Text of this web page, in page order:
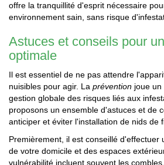
offre la tranquillité d'esprit nécessaire
environnement sain, sans risque
Astuces et conseils pour
optimale
Il est essentiel de ne pas attendre
nuisibles pour agir. La prévention joue
gestion globale des risques liés aux
proposons un ensemble d'astuces et de
anticiper et éviter l'installation de nids de
Premièrement, il est conseillé d'effectuer
de votre domicile et des espaces
vulnérabilité incluent souvent les